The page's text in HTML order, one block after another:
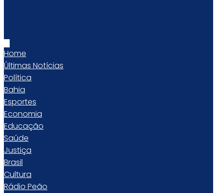
Home
Últimas Notícias
Política
Bahia
Esportes
Economia
Educação
Saúde
Justiça
Brasil
Cultura
Rádio Peão